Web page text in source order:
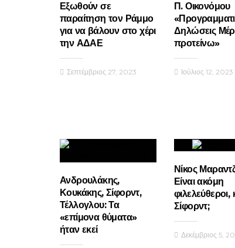
Εξωθούν σε
παραίτηση τον Ράμμο
για να βάλουν στο χέρι
την ΑΔΑΕ
Σεπτέμβριος 27, 2023
Π. Οικονόμου
Δηλώσεις
προτείνω»
Ιούλιος 12, 2023
Ανδρουλάκης,
Κουκάκης, Σίφορντ,
Τέλλογλου: Τα
«επίμονα θύματα»
ήταν εκεί
Νίκος
Είναι ακόμη
φιλελεύθεροι,
Σίφορντ;
Δεκέμβριος 5,